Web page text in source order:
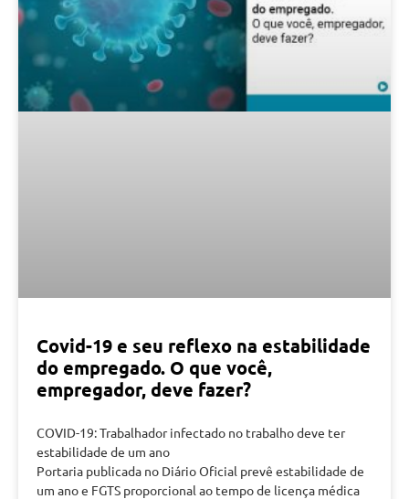
Covid-19 e seu reflexo na estabilidade
do empregado. O que você,
empregador, deve fazer?
COVID-19: Trabalhador infectado no trabalho deve ter
estabilidade de um ano
Portaria publicada no Diário Oficial prevê estabilidade de
um ano e FGTS proporcional ao tempo de licença médica